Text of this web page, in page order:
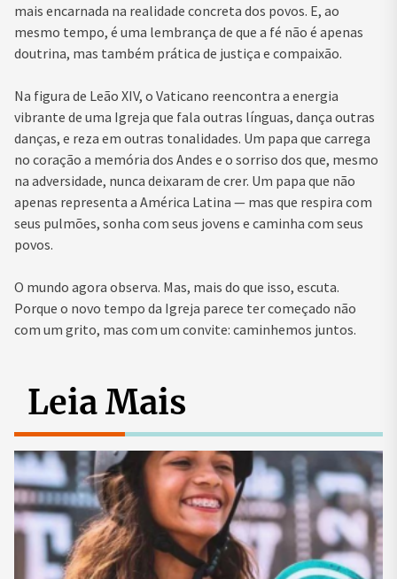
mais encarnada na realidade concreta dos povos. E, ao
mesmo tempo, é uma lembrança de que a fé não é apenas
doutrina, mas também prática de justiça e compaixão.
Na figura de Leão XIV, o Vaticano reencontra a energia
vibrante de uma Igreja que fala outras línguas, dança outras
danças, e reza em outras tonalidades. Um papa que carrega
no coração a memória dos Andes e o sorriso dos que, mesmo
na adversidade, nunca deixaram de crer. Um papa que não
apenas representa a América Latina — mas que respira com
seus pulmões, sonha com seus jovens e caminha com seus
povos.
O mundo agora observa. Mas, mais do que isso, escuta.
Porque o novo tempo da Igreja parece ter começado não
com um grito, mas com um convite: caminhemos juntos.
Leia Mais